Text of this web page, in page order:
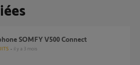
SOMFY V500 Connect
il y a 3 mois